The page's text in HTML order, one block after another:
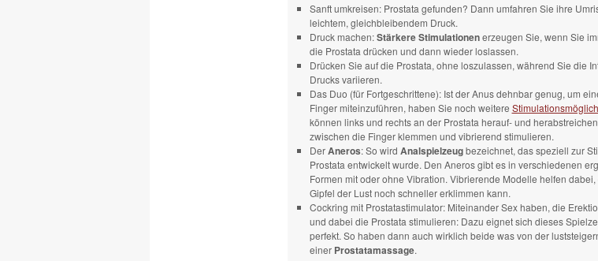
Sanft umkreisen: Prostata gefunden? Dann umfahren Sie ihre
leichtem, gleichbleibendem Druck.
Druck machen:Stärkere Stimulationenerzeugen Sie, wenn Sie
die Prostata drücken und dann wieder loslassen.
Drücken Sie auf die Prostata, ohne loszulassen, während Sie die
Drucks variieren.
Das Duo (für Fortgeschrittene): Ist der Anus dehnbar genug, um
Finger miteinzuführen, haben Sie noch weitere
können links und rechts an der Prostata herauf- und
zwischen die Finger klemmen und vibrierend stimulieren.
DerAneros: So wird Analspielzeugbezeichnet, das speziell zur
Prostata entwickelt wurde. Den Aneros gibt es in verschiedenen
Formen mit oder ohne Vibration. Vibrierende Modelle helfen dabei,
Gipfel der Lust noch schneller erklimmen kann.
Cockring mit Prostatastimulator: Miteinander Sex haben, die
und dabei die Prostata stimulieren: Dazu eignet sich dieses
perfekt. So haben dann auch wirklich beide was von der
einer Prostatamassage.